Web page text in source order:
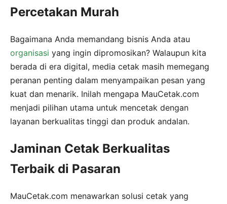
Percetakan Murah
Bagaimana Anda memandang bisnis Anda atau
organisasi yang ingin dipromosikan? Walaupun kita
berada di era digital, media cetak masih memegang
peranan penting dalam menyampaikan pesan yang
kuat dan menarik. Inilah mengapa MauCetak.com
menjadi pilihan utama untuk mencetak dengan
layanan berkualitas tinggi dan produk andalan.
Jaminan Cetak Berkualitas
Terbaik di Pasaran
MauCetak.com menawarkan solusi cetak yang